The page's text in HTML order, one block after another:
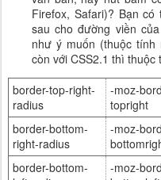
Firefox, Safari)? Bạn
sau cho đường viền
như ý muốn (thuộc
còn với CSS2.1 thì
border-top-right-
radius
-moz-
topright
border-bottom-
right-radius
-moz-
border-bottom-
-moz-